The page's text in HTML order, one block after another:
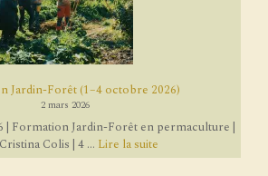
Jardin-Forêt (1–4 octobre 2026)
2 mars 2026
Formation Jardin-Forêt en permaculture |
Colis | 4 ... Lire la suite